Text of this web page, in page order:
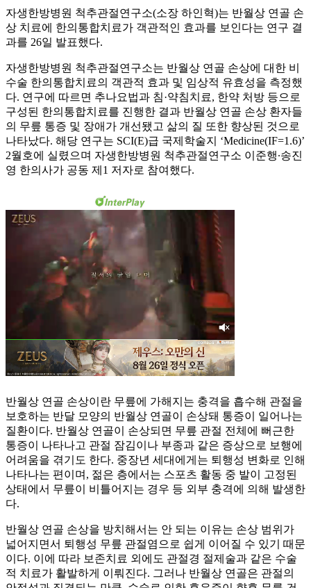
자생한방병원 척추관절연구소(소장 하인혁)는 반월상 연골 손
상 치료에 한의통합치료가 객관적인 효과를 보인다는 연구 결
과를 26일 발표했다.
자생한방병원 척추관절연구소는 반월상 연골 손상에 대한 비
수술 한의통합치료의 객관적 효과 및 임상적 유효성을 측정했
다. 연구에 따르면 추나요법과 침·약침치료, 한약 처방 등으로
구성된 한의통합치료를 진행한 결과 반월상 연골 손상 환자들
의 무릎 통증 및 장애가 개선됐고 삶의 질 또한 향상된 것으로
나타났다. 해당 연구는 SCI(E)급 국제학술지 ‘Medicine(IF=1.6)’
2월호에 실렸으며 자생한방병원 척추관절연구소 이준행∙송진
영 한의사가 공동 제1 저자로 참여했다.
반월상 연골 손상이란 무릎에 가해지는 충격을 흡수해 관절을
보호하는 반달 모양의 반월상 연골이 손상돼 통증이 일어나는
질환이다. 반월상 연골이 손상되면 무릎 관절 전체에 뻐근한
통증이 나타나고 관절 잠김이나 부종과 같은 증상으로 보행에
어려움을 겪기도 한다. 중장년 세대에게는 퇴행성 변화로 인해
나타나는 편이며, 젊은 층에서는 스포츠 활동 중 발이 고정된
상태에서 무릎이 비틀어지는 경우 등 외부 충격에 의해 발생한
다.
반월상 연골 손상을 방치해서는 안 되는 이유는 손상 범위가
넓어지면서 퇴행성 무릎 관절염으로 쉽게 이어질 수 있기 때문
이다. 이에 따라 보존치료 외에도 관절경 절제술과 같은 수술
적 치료가 활발하게 이뤄진다. 그러나 반월상 연골은 관절의